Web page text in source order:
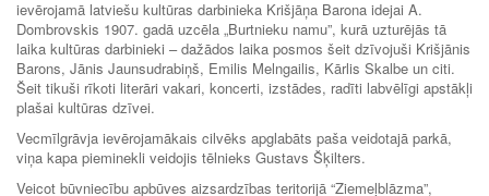
ievērojamā latviešu kultūras darbinieka Krišjāņa Barona idejai A.
Dombrovskis 1907. gadā uzcēla „Burtnieku namu”, kurā uzturējās tā
laika kultūras darbinieki – dažādos laika posmos šeit dzīvojuši Krišjānis
Barons, Jānis Jaunsudrabiņš, Emilis Melngailis, Kārlis Skalbe un citi.
Šeit tikuši rīkoti literāri vakari, koncerti, izstādes, radīti labvēlīgi apstākļi
plašai kultūras dzīvei.
Vecmīlgrāvja ievērojamākais cilvēks apglabāts paša veidotajā parkā,
viņa kapa pieminekli veidojis tēlnieks Gustavs Šķilters.
Veicot būvniecību apbūves aizsardzības teritorijā “Ziemeļblāzma”,